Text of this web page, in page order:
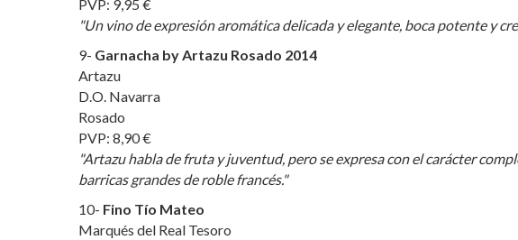
PVP: 9,95 €
"Un vino de expresión aromática delicada y elegante, boca potente y
9- Garnacha by Artazu Rosado 2014
Artazu
D.O. Navarra
Rosado
PVP: 8,90 €
"Artazu habla de fruta y juventud, pero se expresa con el carácter
barricas grandes de roble francés."
10- Fino Tío Mateo
Marqués del Real Tesoro